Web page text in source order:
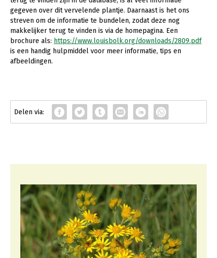
gegeven over dit vervelende plantje. Daarnaast is het ons
streven om de informatie te bundelen, zodat deze nog
makkelijker terug te vinden is via de homepagina. Een
brochure als: https://www.louisbolk.org/downloads/2809.pdf
is een handig hulpmiddel voor meer informatie, tips en
afbeeldingen.